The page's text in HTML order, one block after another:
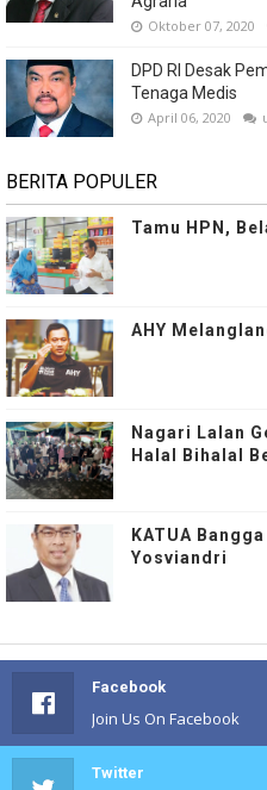
Oktober 07, 2020
DPD RI Desak
Tenaga Medis
April 06, 2020
BERITA POPULER
Tamu HPN,
AHY
Nagari Lalan
Halal Bihalal
KATUA
Yosviandri
Facebook
Join Us On Facebook
Twitter